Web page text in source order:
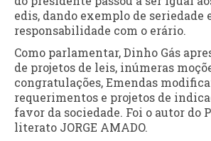
edis, dando exemplo de seriedade
responsabilidade com o erário.
Como parlamentar, Dinho Gás
de projetos de leis, inúmeras
congratulações, Emendas
requerimentos e projetos de
favor da sociedade. Foi o autor do
literato JORGE AMADO.